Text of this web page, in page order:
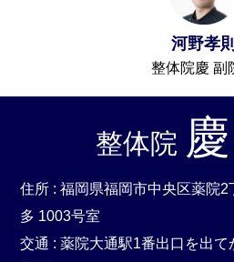
河野孝則
整体院慶 副
整体院 慶
住所 : 福岡県福岡市中央区薬院2
多 1003号室
交通 : 薬院大通駅1番出口を出て